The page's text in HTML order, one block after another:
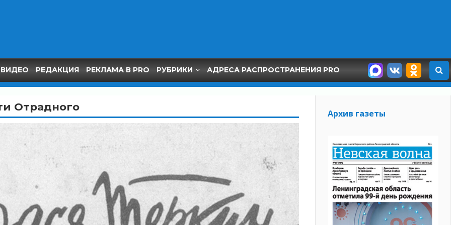
ВИДЕО РЕДАКЦИЯ РЕКЛАМА В PRO РУБРИКИ АДРЕСА РАСПРОСТРАНЕНИЯ PRO
Отрадного
Архив газеты